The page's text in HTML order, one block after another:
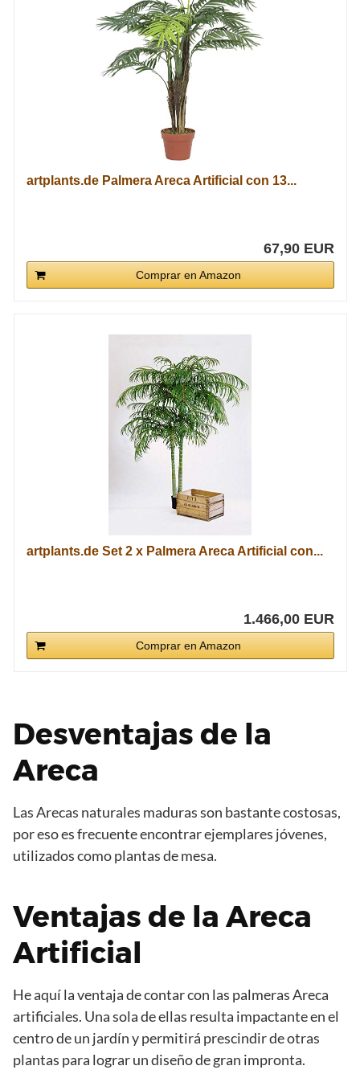
artplants.de Palmera Areca Artificial con 13...
67,90 EUR
Comprar en Amazon
artplants.de Set 2 x Palmera Areca Artificial con...
1.466,00 EUR
Comprar en Amazon
Desventajas de la
Areca
Las Arecas naturales maduras son bastante costosas,
por eso es frecuente encontrar ejemplares jóvenes,
utilizados como plantas de mesa.
Ventajas de la Areca
Artificial
He aquí la ventaja de contar con las palmeras Areca
artificiales. Una sola de ellas resulta impactante en el
centro de un jardín y permitirá prescindir de otras
plantas para lograr un diseño de gran impronta.